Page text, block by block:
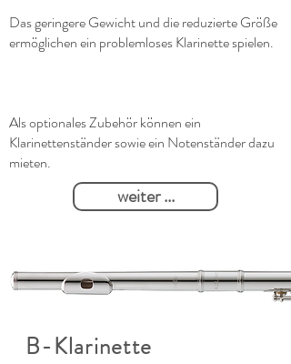
Das geringere Gewicht und die reduzierte Größe
ermöglichen ein problemloses Klarinette spielen.
Als optionales Zubehör können ein
Klarinettenständer sowie ein Notenständer dazu
mieten.
weiter ...
B-Klarinette